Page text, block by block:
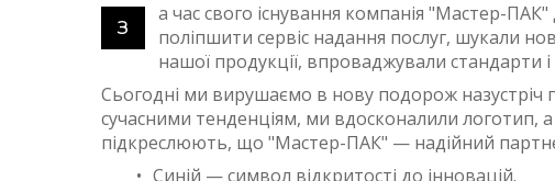
З
а час свого існування компанія "Мастер-
поліпшити сервіс надання послуг, шукали
нашої продукції, впроваджували стандарти і
Сьогодні ми вирушаємо в нову подорож назустріч
сучасними тенденціям, ми вдосконалили логотип, а
підкреслюють, що "Мастер-ПАК" — надійний
Синій — символ відкритості до інновацій.